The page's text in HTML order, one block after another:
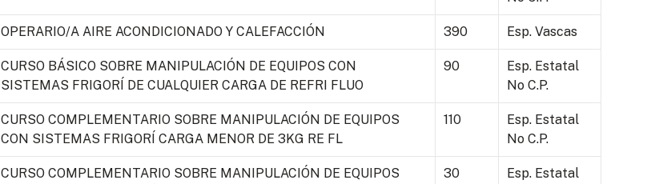
OPERARIO/A AIRE ACONDICIONADO Y CALEFACCIÓN 390 Esp. Vascas
CURSO BÁSICO SOBRE MANIPULACIÓN DE EQUIPOS CON
SISTEMAS FRIGORÍ DE CUALQUIER CARGA DE REFRI FLUO
90
Esp. Estatal
No C.P.
CURSO COMPLEMENTARIO SOBRE MANIPULACIÓN DE EQUIPOS
CON SISTEMAS FRIGORÍ CARGA MENOR DE 3KG RE FL
110
Esp. Estatal
No C.P.
CURSO COMPLEMENTARIO SOBRE MANIPULACIÓN DE EQUIPOS
30
Esp. Estatal